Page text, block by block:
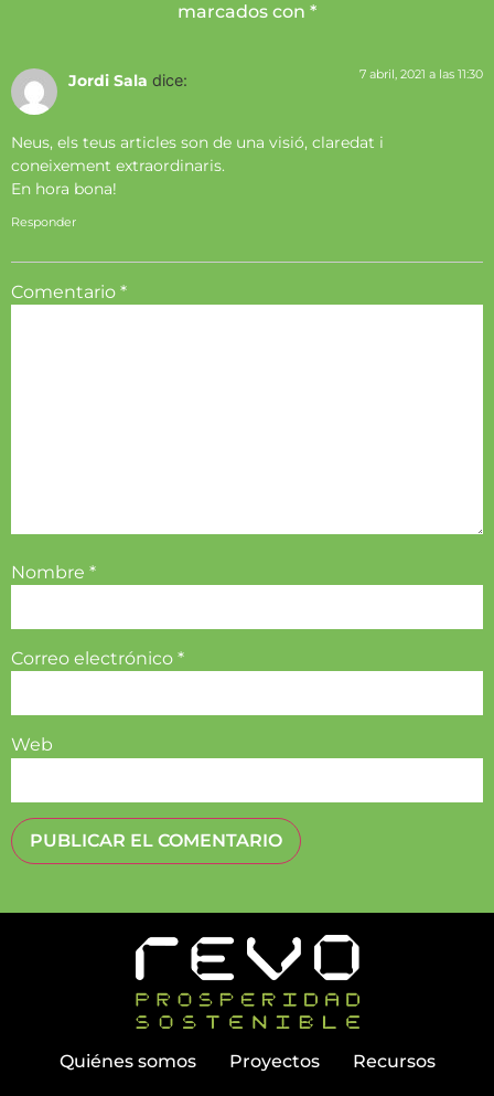
marcados con *
Jordi Sala dice: 7 abril, 2021 a las 11:30
Neus, els teus articles son de una visió, claredat i
coneixement extraordinaris.
En hora bona!
Responder
Comentario *
Nombre *
Correo electrónico *
Web
Quiénes somos Proyectos Recursos